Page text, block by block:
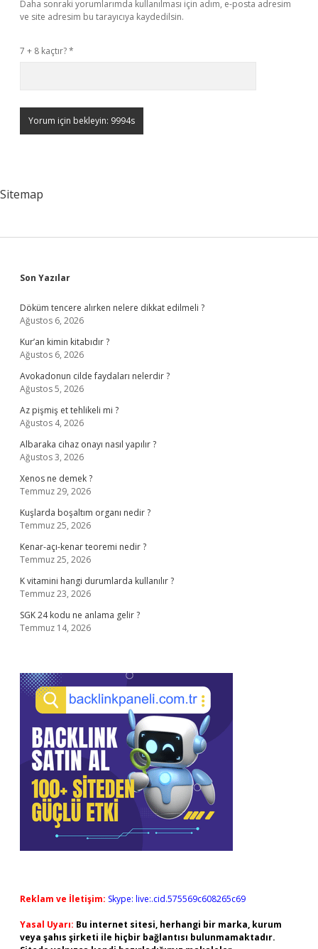
Daha sonraki yorumlarımda kullanılması için adım, e-posta adresim
ve site adresim bu tarayıcıya kaydedilsin.
7 + 8 kaçtır?*
Sitemap
Sidebar
Son Yazılar
Döküm tencere alırken nelere dikkat edilmeli ?
Ağustos 6, 2026
Kur’an kimin kitabıdır ?
Ağustos 6, 2026
Avokadonun cilde faydaları nelerdir ?
Ağustos 5, 2026
Az pişmiş et tehlikeli mi ?
Ağustos 4, 2026
Albaraka cihaz onayı nasıl yapılır ?
Ağustos 3, 2026
Xenos ne demek ?
Temmuz 29, 2026
Kuşlarda boşaltım organı nedir ?
Temmuz 25, 2026
Kenar-açı-kenar teoremi nedir ?
Temmuz 25, 2026
K vitamini hangi durumlarda kullanılır ?
Temmuz 23, 2026
SGK 24 kodu ne anlama gelir ?
Temmuz 14, 2026
Reklam ve İletişim: Skype: live:.cid.575569c608265c69
Yasal Uyarı: Bu internet sitesi, herhangi bir marka, kurum
veya şahıs şirketi ile hiçbir bağlantısı bulunmamaktadır.